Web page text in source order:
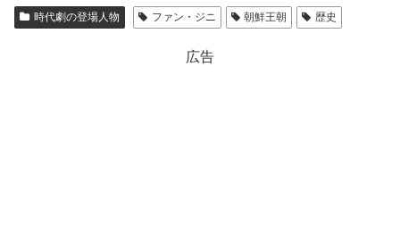
時代劇の登場人物 ファン・ジニ 朝鮮王朝 歴史
広告